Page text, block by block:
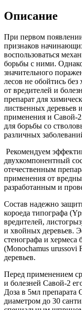
Описание
При первом
признаков
воспользоваться
борьбы с ними.
значительного
лесов не обойтись
от вредителей и
препарат для
лиственных деревьев
применения и Савой-
для борьбы со
различных
Рекомендуем
двухкомпонентный
отечественным
применения от
разработанным и
Состав надежно
короеда типографа
вредителей,
и хвойных деревьев.
стенографа и хермеса
(Monochamus urussovi
деревьев.
Перед применением
и болезней Савой-2
Доза в 5мл препарата
диаметром до 30